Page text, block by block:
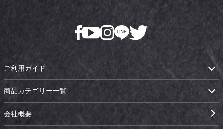
ご利用ガイド
商品カテゴリー一覧
会社概要